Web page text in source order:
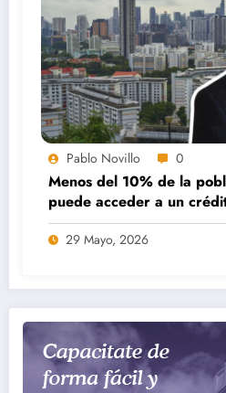
Pablo Novillo 0
Menos del 10% de la
puede acceder a un
29 Mayo, 2026